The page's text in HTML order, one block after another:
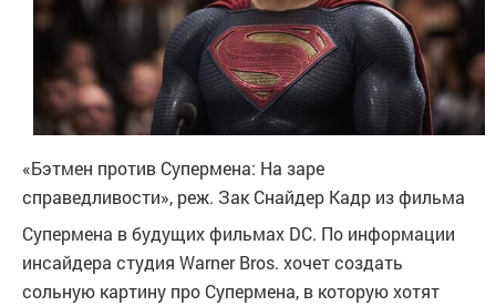
«Бэтмен против Супермена: На заре
справедливости», реж. Зак Снайдер Кадр из фильма
Супермена в будущих фильмах DC. По информации
инсайдера студия Warner Bros. хочет создать
сольную картину про Супермена, в которую хотят